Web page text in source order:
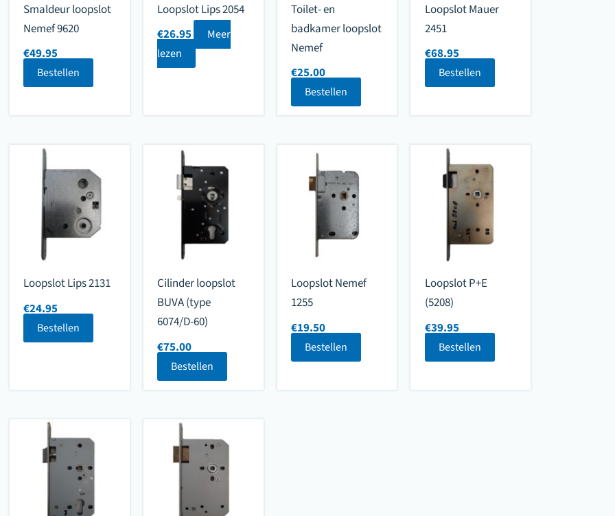
Smaldeur loopslot
Nemef 9620
€49.95
Bestellen
Loopslot Lips 2054
€26.95
Meer
lezen
Toilet- en
badkamer loopslot
Nemef
€25.00
Bestellen
Loopslot Mauer
2451
€68.95
Bestellen
Loopslot Lips 2131
€24.95
Bestellen
Cilinder loopslot
BUVA (type
6074/D-60)
€75.00
Bestellen
Loopslot Nemef
1255
€19.50
Bestellen
Loopslot P+E
(5208)
€39.95
Bestellen